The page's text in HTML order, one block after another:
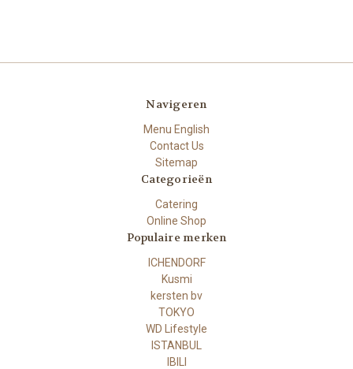
Navigeren
Menu English
Contact Us
Sitemap
Categorieën
Catering
Online Shop
Populaire merken
ICHENDORF
Kusmi
kersten bv
TOKYO
WD Lifestyle
ISTANBUL
IBILI